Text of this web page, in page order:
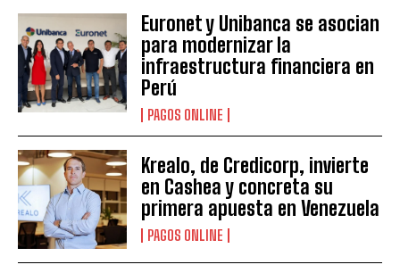
Euronet y Unibanca se asocian
para modernizar la
infraestructura financiera en
Perú
PAGOS ONLINE
Krealo, de Credicorp, invierte
en Cashea y concreta su
primera apuesta en Venezuela
PAGOS ONLINE